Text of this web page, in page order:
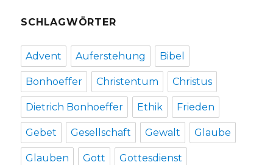
SCHLAGWÖRTER
Advent Auferstehung Bibel
Bonhoeffer Christentum Christus
Dietrich Bonhoeffer Ethik Frieden
Gebet Gesellschaft Gewalt Glaube
Glauben Gott Gottesdienst